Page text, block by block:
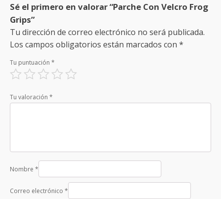
Sé el primero en valorar “Parche Con Velcro Frog
Grips”
Tu dirección de correo electrónico no será publicada.
Los campos obligatorios están marcados con *
Tu puntuación *
Tu valoración *
Nombre *
Correo electrónico *